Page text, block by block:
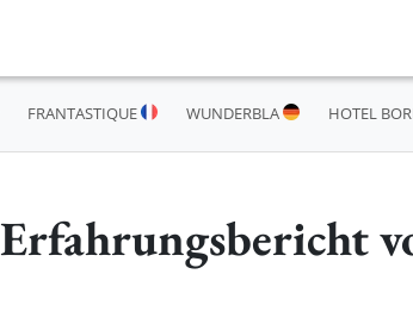
FRANTASTIQUE WUNDERBLA HOTEL
Erfahrungsbericht